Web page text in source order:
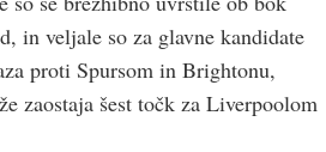
in veljale so za glavne kandidate
proti Spursom in Brightonu,
zaostaja šest točk za Liverpoolom